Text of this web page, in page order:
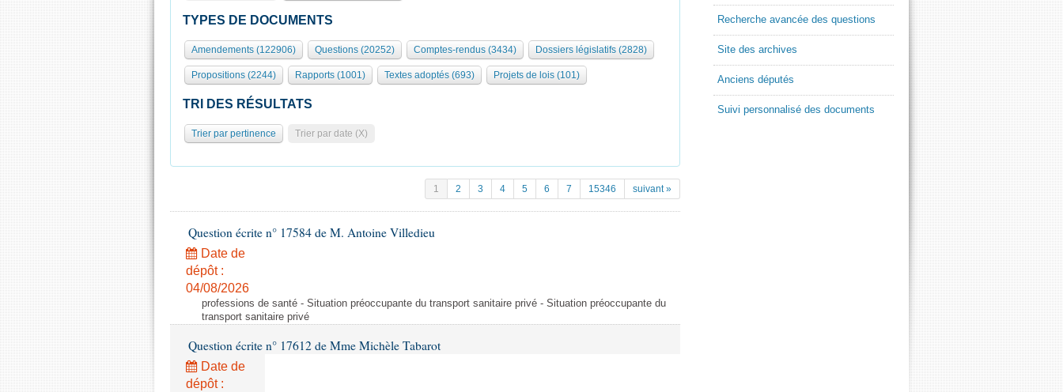
TYPES DE DOCUMENTS
Amendements (122906) Questions (20252) Comptes-rendus (3434) Dossiers législatifs (2828)
Propositions (2244) Rapports (1001) Textes adoptés (693) Projets de lois (101)
TRI DES RÉSULTATS
Trier par pertinence Trier par date (X)
1 2 3 4 5 6 7 15346 suivant »
Question écrite n° 17584 de M. Antoine Villedieu
Date de
dépôt :
04/08/2026
professions de santé - Situation préoccupante du transport sanitaire privé - Situation préoccupante du
transport sanitaire privé
Question écrite n° 17612 de Mme Michèle Tabarot
Date de
dépôt :
Recherche avancée des questions
Site des archives
Anciens députés
Suivi personnalisé des documents